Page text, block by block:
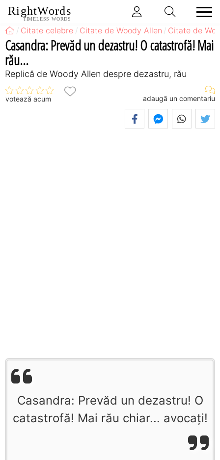
RightWords
TIMELESS WORDS
Citate celebre Citate de Woody Allen Citate de
Casandra: Prevăd un dezastru! O catastrofă! Mai
rău...
Replică de Woody Allen despre dezastru, rău
votează acum adaugă un comentariu
Casandra: Prevăd un dezastru! O
catastrofă! Mai rău chiar... avocaţi!